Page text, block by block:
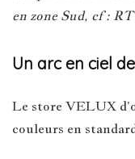
en zone Sud, cf : RT
Un arc en ciel
Le store VELUX
couleurs en